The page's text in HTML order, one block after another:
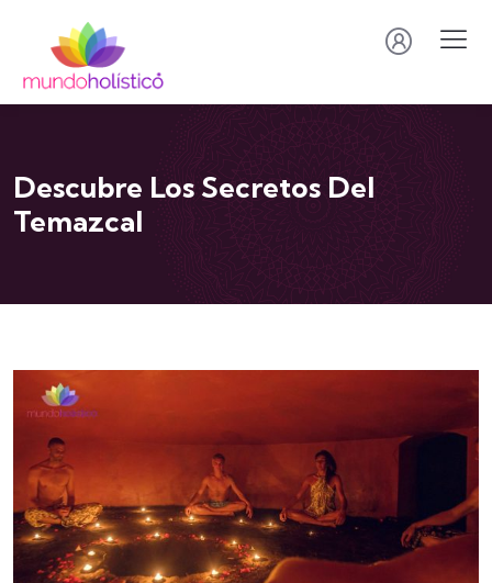
Descubre Los Secretos Del
Temazcal